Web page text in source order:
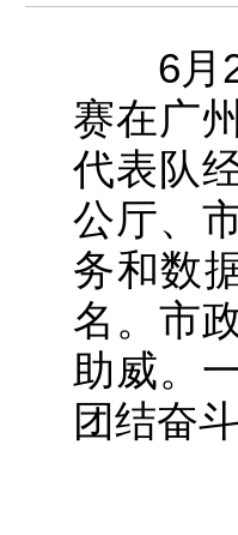
6月27
赛在广
代表队
公厅、
务和数
名。市
助威。
团结奋